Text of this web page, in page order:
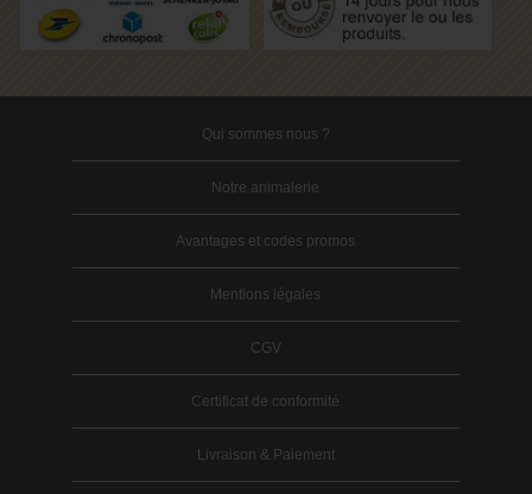
Qui sommes nous ?
Notre animalerie
Avantages et codes promos
Mentions légales
CGV
Certificat de conformité
Livraison & Paiement